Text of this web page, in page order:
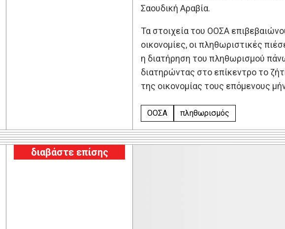
Σαουδική Αραβία.
Τα στοιχεία του ΟΟΣΑ
οικονομίες, οι πληθωριστικές
η διατήρηση του πληθωρισμού
διατηρώντας στο επίκεντρο το
της οικονομίας τους επόμενους
ΟΟΣΑ πληθωρισμός
διαβάστε επίσης